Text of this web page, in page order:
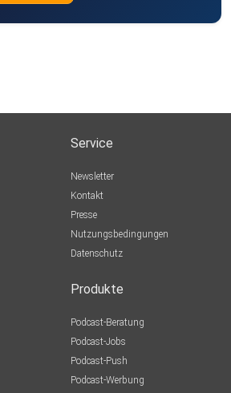
Service
Newsletter
Kontakt
Presse
Nutzungsbedingungen
Datenschutz
Produkte
Podcast-Beratung
Podcast-Jobs
Podcast-Push
Podcast-Werbung